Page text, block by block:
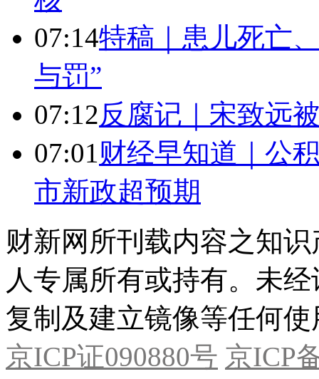
07:14特稿｜患儿死亡
与罚”
07:12反腐记｜宋致远
07:01财经早知道｜公
市新政超预期
财新网所刊载内容之知
人专属所有或持有。未
复制及建立镜像等任何使
京ICP证090880号 京ICP